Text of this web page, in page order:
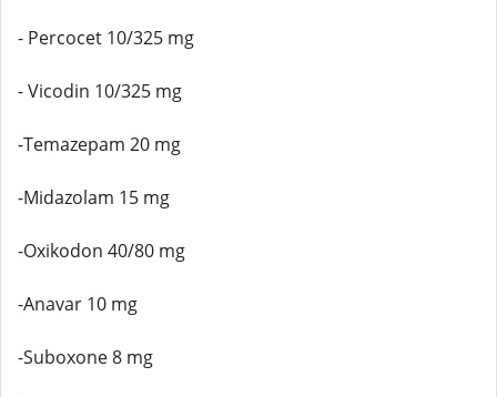
- Percocet 10/325 mg
- Vicodin 10/325 mg
-Temazepam 20 mg
-Midazolam 15 mg
-Oxikodon 40/80 mg
-Anavar 10 mg
-Suboxone 8 mg